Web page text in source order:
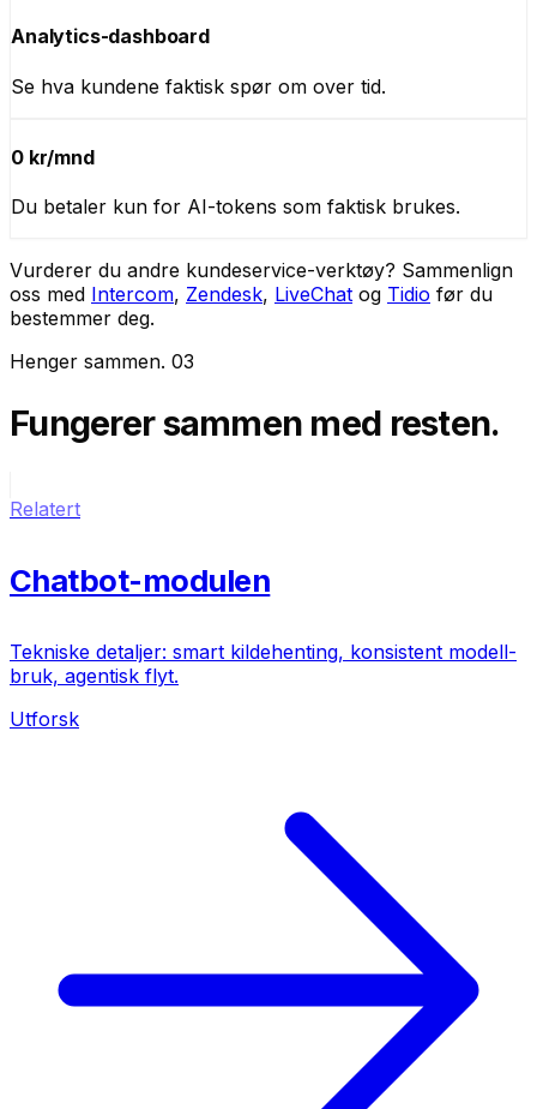
Analytics-dashboard
Se hva kundene faktisk spør om over tid.
0 kr/mnd
Du betaler kun for AI-tokens som faktisk brukes.
Vurderer du andre kundeservice-verktøy? Sammenlign
oss med Intercom, Zendesk, LiveChat og Tidio før du
bestemmer deg.
Henger sammen. 03
Fungerer sammen med resten.
Relatert
Chatbot-modulen
Tekniske detaljer: smart kildehenting, konsistent modell-
bruk, agentisk flyt.
Utforsk